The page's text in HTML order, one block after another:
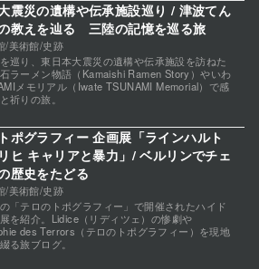
/美術館/史跡
震災の遺構や伝承施設巡り / 津波てん
教えを辿る 三陸の記憶を巡る旅
巡り、東日本大震災の遺構や伝承施設を訪ねた
ラーメン物語（Kamaishi Ramen Story）やいわ
メモリアル（Iwate TSUNAMI Memorial）で感
祈りの旅。
/美術館/史跡
ポグラフィー 企画展「ラインハルト
ヒ キャリアと暴力」/ ベルリンでチェ
歴史をたどる
「テロのトポグラフィー」で開催されたハイド
を紹介。Lidice（リディツェ）の惨劇や
des Terrors（テロのトポグラフィー）を現地
る旅ブログ。